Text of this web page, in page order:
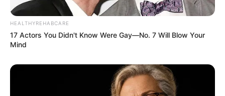
HEALTHYREHABCARE
17 Actors You Didn't Know Were Gay—No. 7 Will Blow Your
Mind